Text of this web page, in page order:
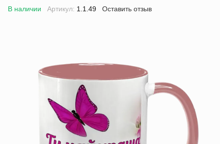
В наличии Артикул: 1.1.49 Оставить отзыв